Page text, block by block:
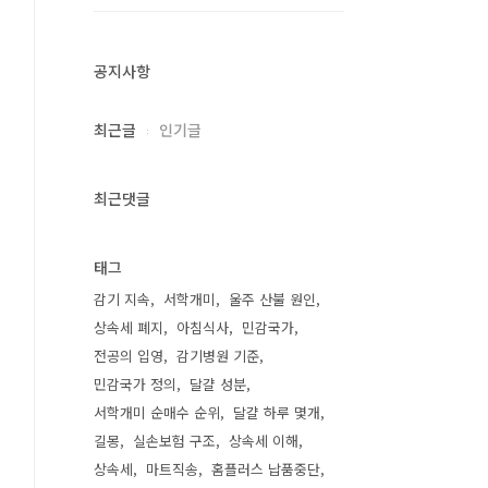
공지사항
최근글 인기글
최근댓글
태그
감기 지속 서학개미
울주 산불 원인
상속세 폐지
아침식사
민감국가
전공의 입영
감기병원 기준
민감국가 정의
달걀 성분
서학개미 순매수 순위
달걀 하루 몇개
길몽
실손보험 구조
상속세 이해
상속세
마트직송
홈플러스 납품중단